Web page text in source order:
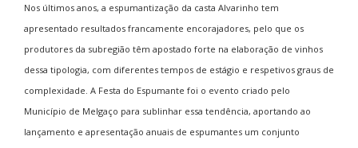
Nos últimos anos, a espumantização da casta Alvarinho tem
apresentado resultados francamente encorajadores, pelo que os
produtores da subregião têm apostado forte na elaboração de vinhos
dessa tipologia, com diferentes tempos de estágio e respetivos graus de
complexidade. A Festa do Espumante foi o evento criado pelo
Município de Melgaço para sublinhar essa tendência, aportando ao
lançamento e apresentação anuais de espumantes um conjunto